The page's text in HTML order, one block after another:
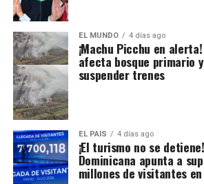
EL MUNDO 4 días ago
¡Machu Picchu en
afecta bosque primario
suspender trenes
EL PAIS 4 días ago
¡El turismo no se
Dominicana apunta a
millones de visitantes